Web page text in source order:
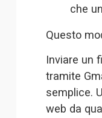
che
Questo
Inviare un
tramite
semplice.
web da